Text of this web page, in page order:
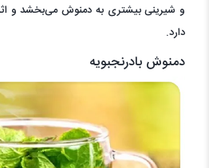
و شیرینی بیشتری به دمنوش می‌بخشد و
دارد.
دمنوش بادرنجبویه